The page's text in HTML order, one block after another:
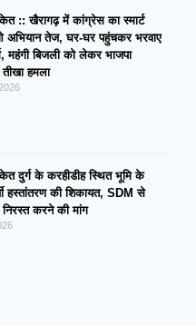
:: खैरागढ़ में कांग्रेस का स्मार्ट
अभियान तेज, घर-घर पहुंचकर भरवाए
महंगी बिजली को लेकर भाजपा
हमला
दुर्ग के करहीडीह स्थित भूमि के
हस्तांतरण की शिकायत, SDM से
निरस्त करने की मांग